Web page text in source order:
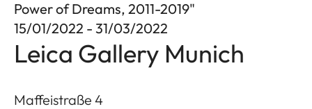
Power of Dreams, 2011-2019"
15/01/2022 - 31/03/2022
Leica Gallery Munich
Maffeistraße 4